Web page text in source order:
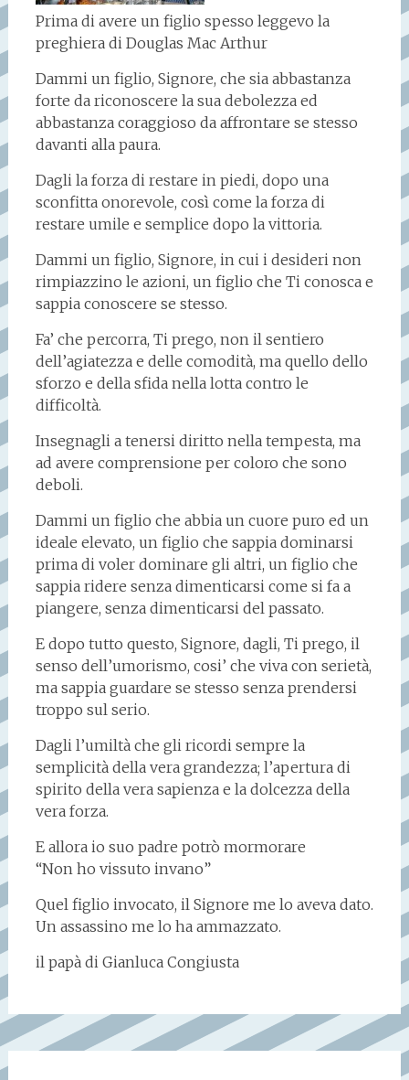
Prima di avere un figlio spesso leggevo la
preghiera di Douglas Mac Arthur
Dammi un figlio, Signore, che sia abbastanza
forte da riconoscere la sua debolezza ed
abbastanza coraggioso da affrontare se stesso
davanti alla paura.
Dagli la forza di restare in piedi, dopo una
sconfitta onorevole, così come la forza di
restare umile e semplice dopo la vittoria.
Dammi un figlio, Signore, in cui i desideri non
rimpiazzino le azioni, un figlio che Ti conosca e
sappia conoscere se stesso.
Fa’ che percorra, Ti prego, non il sentiero
dell’agiatezza e delle comodità, ma quello dello
sforzo e della sfida nella lotta contro le
difficoltà.
Insegnagli a tenersi diritto nella tempesta, ma
ad avere comprensione per coloro che sono
deboli.
Dammi un figlio che abbia un cuore puro ed un
ideale elevato, un figlio che sappia dominarsi
prima di voler dominare gli altri, un figlio che
sappia ridere senza dimenticarsi come si fa a
piangere, senza dimenticarsi del passato.
E dopo tutto questo, Signore, dagli, Ti prego, il
senso dell’umorismo, cosi’ che viva con serietà,
ma sappia guardare se stesso senza prendersi
troppo sul serio.
Dagli l’umiltà che gli ricordi sempre la
semplicità della vera grandezza; l’apertura di
spirito della vera sapienza e la dolcezza della
vera forza.
E allora io suo padre potrò mormorare
“Non ho vissuto invano”
Quel figlio invocato, il Signore me lo aveva dato.
Un assassino me lo ha ammazzato.
il papà di Gianluca Congiusta